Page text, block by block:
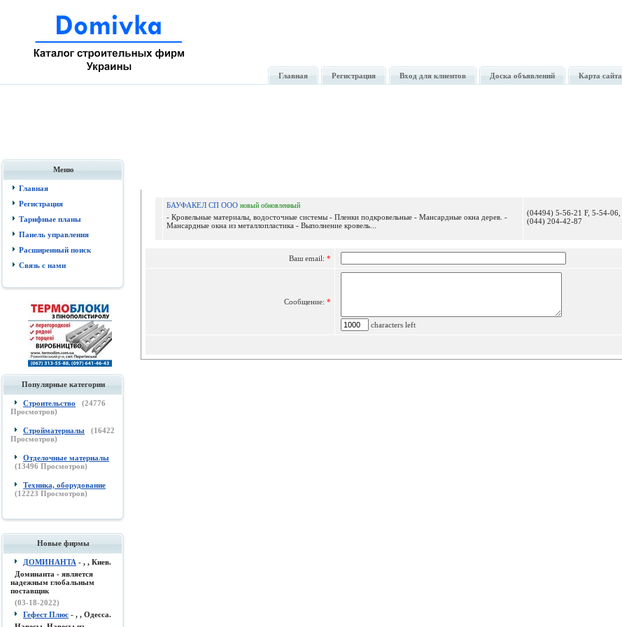
Главная Регистрация Вход для клиентов Доска объявлений Карта сайта
Меню
Главная
Регистрация
Тарифные планы
Панель управления
Расширенный поиск
Связь с нами
Популярные категории
Строительство (24776
Просмотров)
Стройматериалы (16422
Просмотров)
Отделочные материалы
(13496 Просмотров)
Техника, оборудование
(12223 Просмотров)
Новые фирмы
ДОМИНАНТА - , , Киев.
Доминанта - является
надежным глобальным
поставщик
(03-18-2022)
Гефест Плюс - , , Одесса.
БАУФАКЕЛ СП ООО новый обновленный
- Кровельные материалы, водосточные системы - Пленки подкровельные - Мансардные окна дерев. -
Мансардные окна из металлопластика - Выполнение кровель...
(04494) 5-56-21 F, 5-54-06,
(044) 204-42-87
Ваш email: *
Сообщение: *
characters left